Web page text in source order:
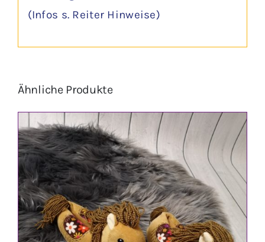
(Infos s. Reiter Hinweise)
Ähnliche Produkte